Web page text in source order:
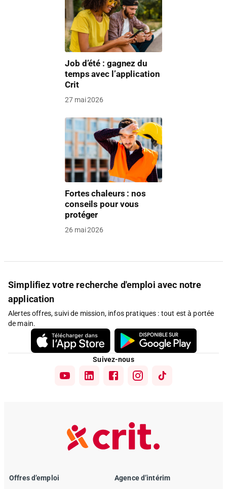
Job d’été : gagnez du
temps avec l’application
Crit
27 mai 2026
Fortes chaleurs : nos
conseils pour vous
protéger
26 mai 2026